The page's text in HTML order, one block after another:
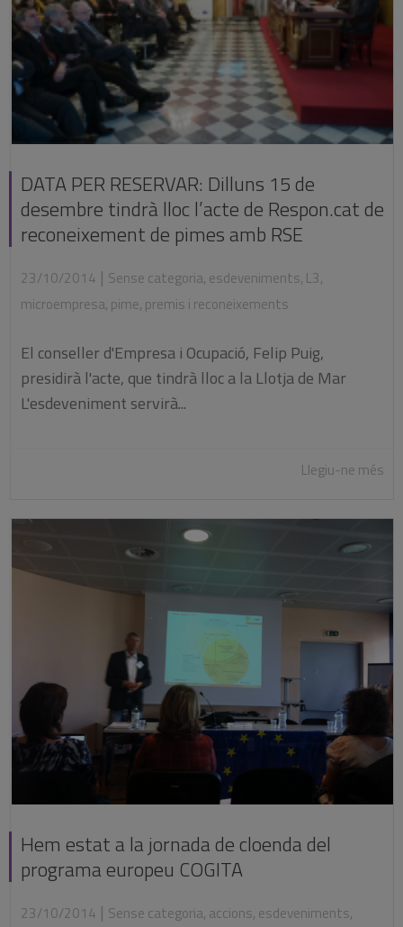
DATA PER RESERVAR: Dilluns 15 de
desembre tindrà lloc l’acte de Respon.cat de
reconeixement de pimes amb RSE
23/10/2014 | Sense categoria, esdeveniments, L3,
microempresa, pime, premis i reconeixements
El conseller d'Empresa i Ocupació, Felip Puig,
presidirà l'acte, que tindrà lloc a la Llotja de Mar
L'esdeveniment servirà...
Llegiu-ne més
Hem estat a la jornada de cloenda del
programa europeu COGITA
23/10/2014 | Sense categoria, accions, esdeveniments,